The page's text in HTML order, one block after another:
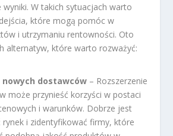
W takich sytuacjach warto
które mogą pomóc w
i utrzymaniu rentowności. Oto
alternatyw, które warto rozważyć:
nowych dostawców – Rozszerzenie
może przynieść korzyści w postaci
i warunków. Dobrze jest
rynek i zidentyfikować firmy, które